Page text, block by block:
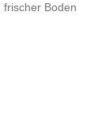
Boden